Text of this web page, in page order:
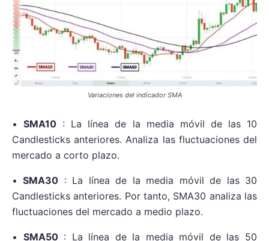
Variaciones del indicador SMA
•SMA10 : La línea de la media móvil de las 10
Candlesticks anteriores. Analiza las fluctuaciones del
mercado a corto plazo.
•SMA30 : La línea de la media móvil de las 30
Candlesticks anteriores. Por tanto, SMA30 analiza las
fluctuaciones del mercado a medio plazo.
• SMA50: La línea de la media móvil de las 50